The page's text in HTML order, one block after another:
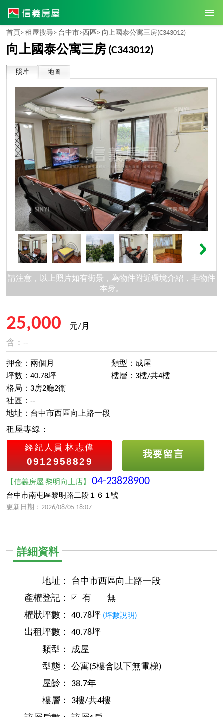
首頁> 租屋搜尋> 台中市>西區> 向上國泰公寓三房(C343012)
向上國泰公寓三房 (C343012)
照片 地圖
請注意，以上照片如有街景，為物件附近環境介紹，非物件
本身。
25,000
元/月
含：--
押金：兩個月
坪數：40.78坪
類型：成屋
樓層：3樓/共4樓
格局：3房2廳2衛
社區：--
地址：台中市西區向上路一段
租屋專線：
經紀人員 林志偉
0912958829
我要留言
【信義房屋 黎明向上店】04-23828900
台中市南屯區黎明路二段１６１號
更新日期：2026/08/05 18:07
詳細資料
地址：
台中市西區向上路一段
產權登記：
有
無
權狀坪數：
40.78坪 (坪數說明)
出租坪數：
40.78坪
類型：
成屋
型態：
公寓(5樓含以下無電梯)
屋齡：
38.7年
樓層：
3樓/共4樓